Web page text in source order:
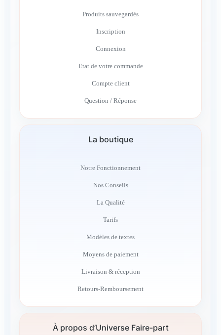
Produits sauvegardés
Inscription
Connexion
Etat de votre commande
Compte client
Question / Réponse
La boutique
Notre Fonctionnement
Nos Conseils
La Qualité
Tarifs
Modèles de textes
Moyens de paiement
Livraison & réception
Retours-Remboursement
À propos d’Universe Faire-part